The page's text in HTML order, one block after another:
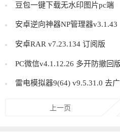
豆包一键下载无水印图片pc端
安卓逆向神器NP管理器v3.1.43
安卓RAR v7.23.134 订阅版
PC微信v4.1.12.26 多开防撤回
雷电模拟器9(64) v9.5.31.0 去
上一页